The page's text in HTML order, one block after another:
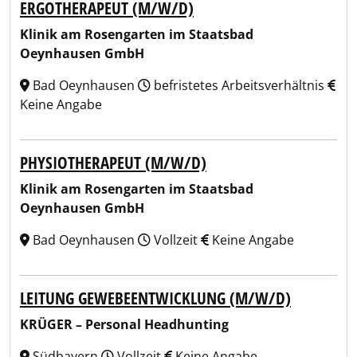
ERGOTHERAPEUT (M/W/D)
Klinik am Rosengarten im Staatsbad
Oeynhausen GmbH
Bad Oeynhausen
befristetes Arbeitsverhältnis
Keine Angabe
PHYSIOTHERAPEUT (M/W/D)
Klinik am Rosengarten im Staatsbad
Oeynhausen GmbH
Bad Oeynhausen
Vollzeit Keine Angabe
LEITUNG GEWEBEENTWICKLUNG (M/W/D)
KRÜGER – Personal Headhunting